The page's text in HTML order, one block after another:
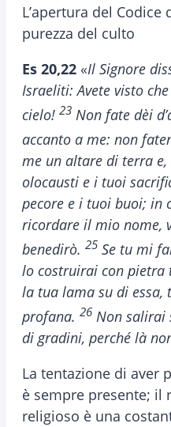
L’apertura del Codice
purezza del culto
Es 20,22 «Il Signore
Israeliti: Avete visto
cielo! 23 Non fate dèi
accanto a me: non
me un altare di terra
olocausti e i tuoi
pecore e i tuoi buoi; in
ricordare il mio nome,
benedirò. 25 Se tu mi
lo costruirai con pietra
la tua lama su di essa,
profana. 26 Non salirai
di gradini, perché là
La tentazione di aver
è sempre presente; il
religioso è una